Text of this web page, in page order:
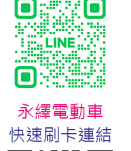
台北新北蘆洲永繹電動車業威
勝16吋電動輔助自行車:TSV19
美樂蒂(Melody)